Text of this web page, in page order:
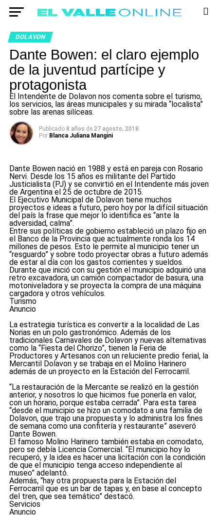
DOLAVON
Dante Bowen: el claro ejemplo
de la juventud partícipe y
protagonista
El Intendente de Dolavon nos comenta sobre el turismo,
los servicios, las áreas municipales y su mirada “localista”
sobre las arenas silíceas.
Publicado 8 años de 27 agosto, 2018
Por Blanca Juliana Mangini
Dante Bowen nació en 1988 y está en pareja con Rosario
Nervi. Desde los 15 años es militante del Partido
Justicialista (PJ) y se convirtió en el Intendente más joven
de Argentina el 25 de octubre de 2015.
El Ejecutivo Municipal de Dolavon tiene muchos
proyectos e ideas a futuro, pero hoy por la difícil situación
del país la frase que mejor lo identifica es “ante la
adversidad, calma”.
Entre sus políticas de gobierno estableció un plazo fijo en
el Banco de la Provincia que actualmente ronda los 14
millones de pesos. Esto le permite al municipio tener un
“resguardo” y sobre todo proyectar obras a futuro además
de estar al día con los gastos corrientes y sueldos.
Durante que inició con su gestión el municipio adquirió una
retro excavadora, un camión compactador de basura, una
motoniveladora y se proyecta la compra de una máquina
cargadora y otros vehículos.
Turismo
Anuncio
La estrategia turística es convertir a la localidad de Las
Norias en un polo gastronómico. Además de los
tradicionales Carnavales de Dolavon y nuevas alternativas
como la “Fiesta del Chorizo”, tienen la Feria de
Productores y Artesanos con un reluciente predio ferial, la
Mercantil Dolavon y se trabaja en el Molino Harinero
además de un proyecto en la Estación del Ferrocarril.
“La restauración de la Mercante se realizó en la gestión
anterior, y nosotros lo que hicimos fue ponerla en valor,
con un horario, porque estaba cerrada”. Para esta tarea
“desde el municipio se hizo un comodato a una familia de
Dolavon, que trajo una propuesta y lo administra los fines
de semana como una confitería y restaurante” aseveró
Dante Bowen.
El famoso Molino Harinero también estaba en comodato,
pero se debía Licencia Comercial. “El municipio hoy lo
recuperó, y la idea es hacer una licitación con la condición
de que el municipio tenga acceso independiente al
museo” adelantó.
Además, “hay otra propuesta para la Estación del
Ferrocarril que es un bar de tapas y, en base al concepto
del tren, que sea temático” destacó.
Servicios
Anuncio